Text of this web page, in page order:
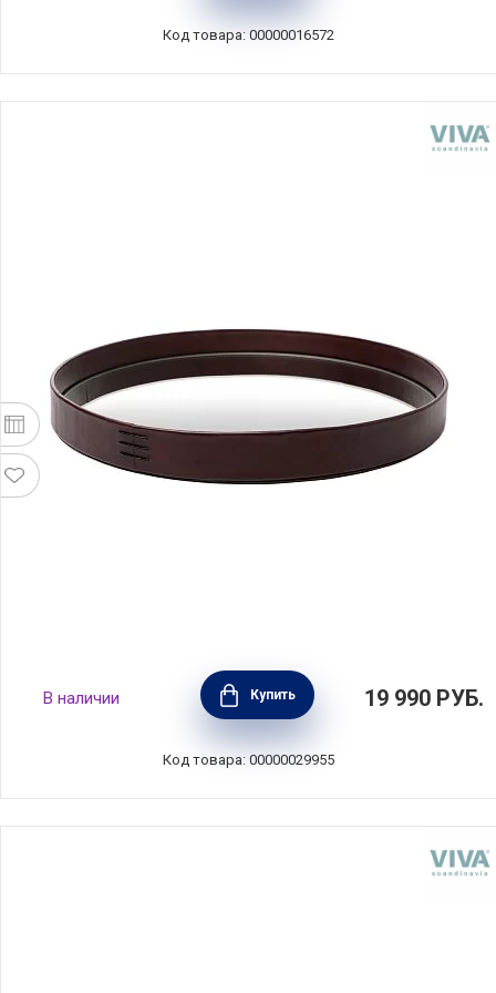
Код товара: 00000016572
Зеркальный сервировочный поднос с
кожаной отделкой Liiton, диаметр 38 см,
цвет бордовый, Viva Scandinavia, Дания,
В наличии Купить 19 990 РУБ.
Код товара: 00000029955